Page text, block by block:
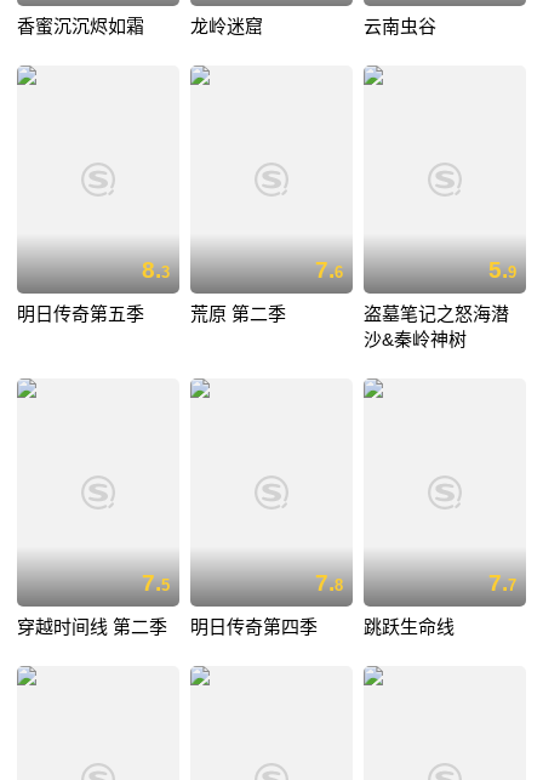
香蜜沉沉烬如霜 龙岭迷窟 云南虫谷
8.3
明日传奇第五季
7.6
荒原 第二季
5.9
盗墓笔记之怒海潜
沙&秦岭神树
7.5
穿越时间线 第二季
7.8
明日传奇第四季
7.7
跳跃生命线